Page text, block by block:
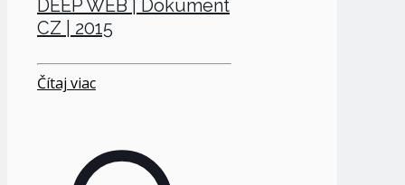
DEEP WEB | Dokument
CZ | 2015
Čítaj viac